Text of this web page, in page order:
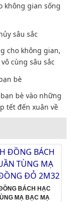
không gian sống
cho không gian,
cùng sâu sắc
bè vào những
tết đến xuân về
BÁCH HẠC
MẠ BẠC MẠ